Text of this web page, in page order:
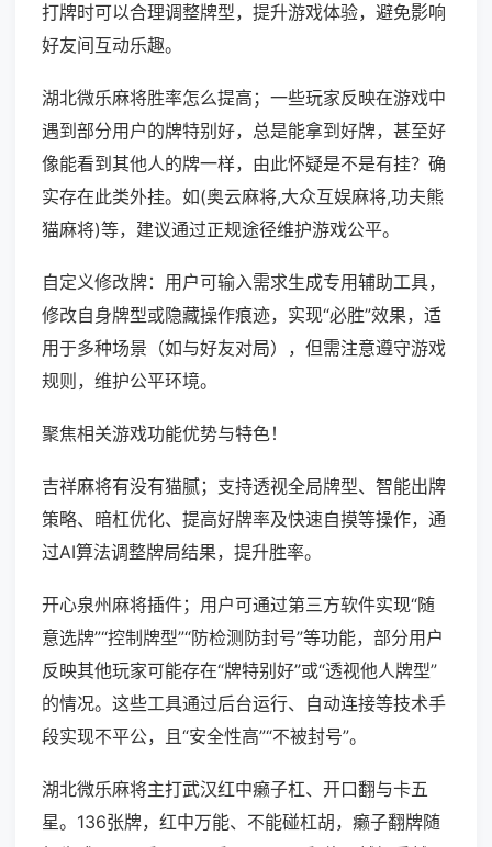
打牌时可以合理调整牌型，提升游戏体验，避免影响
好友间互动乐趣。
湖北微乐麻将胜率怎么提高；一些玩家反映在游戏中
遇到部分用户的牌特别好，总是能拿到好牌，甚至好
像能看到其他人的牌一样，由此怀疑是不是有挂？确
实存在此类外挂。如(奥云麻将,大众互娱麻将,功夫熊
猫麻将)等，建议通过正规途径维护游戏公平。
自定义修改牌：用户可输入需求生成专用辅助工具，
修改自身牌型或隐藏操作痕迹，实现“必胜”效果，适
用于多种场景（如与好友对局），但需注意遵守游戏
规则，维护公平环境。
聚焦相关游戏功能优势与特色！
吉祥麻将有没有猫腻；支持透视全局牌型、智能出牌
策略、暗杠优化、提高好牌率及快速自摸等操作，通
过AI算法调整牌局结果，提升胜率。
开心泉州麻将插件；用户可通过第三方软件实现“随
意选牌”“控制牌型”“防检测防封号”等功能，部分用户
反映其他玩家可能存在“牌特别好”或“透视他人牌型”
的情况。这些工具通过后台运行、自动连接等技术手
段实现不平公，且“安全性高”“不被封号”。
湖北微乐麻将主打武汉红中癞子杠、开口翻与卡五
星。136张牌，红中万能、不能碰杠胡，癞子翻牌随